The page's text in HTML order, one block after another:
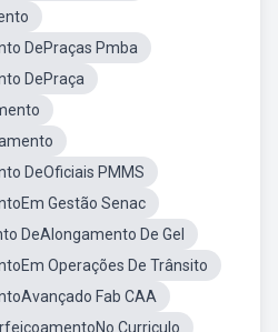
DePraças Pmba
DePraça
DeOficiais PMMS
Gestão Senac
DeAlongamento De Gel
Operações De Trânsito
Fab CAA
Curriculo